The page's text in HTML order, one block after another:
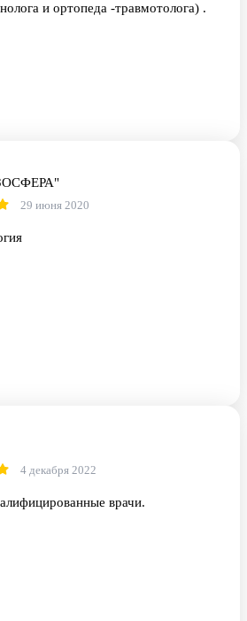
и ортопеда -травмотолога) .
29 июня 2020
4 декабря 2022
врачи.